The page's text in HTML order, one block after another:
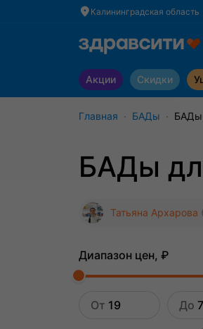
Калининградская область
Акции Скидки
Мама и малыш
Главная БАДы БАДы
БАДы
Татьяна Архарова
Диапазон цен, ₽
От До